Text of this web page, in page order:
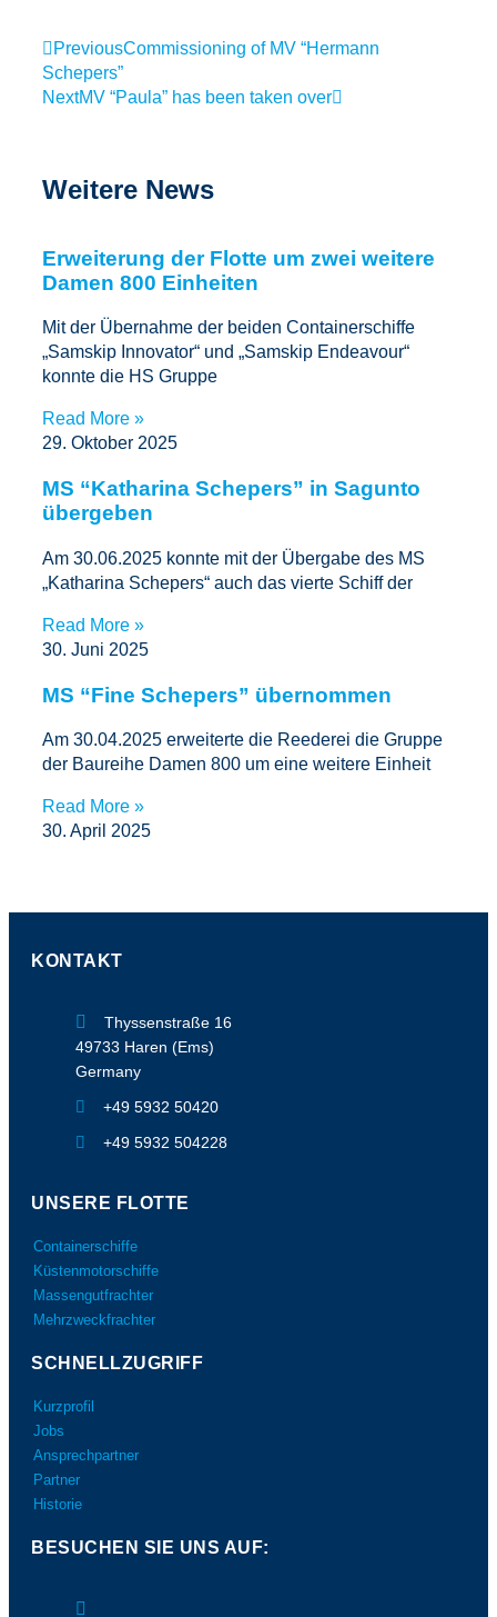
PreviousCommissioning of MV “Hermann
Schepers”
NextMV “Paula” has been taken over
Weitere News
Erweiterung der Flotte um zwei weitere
Damen 800 Einheiten
Mit der Übernahme der beiden Containerschiffe
„Samskip Innovator“ und „Samskip Endeavour“
konnte die HS Gruppe
Read More »
29. Oktober 2025
MS “Katharina Schepers” in Sagunto
übergeben
Am 30.06.2025 konnte mit der Übergabe des MS
„Katharina Schepers“ auch das vierte Schiff der
Read More »
30. Juni 2025
MS “Fine Schepers” übernommen
Am 30.04.2025 erweiterte die Reederei die Gruppe
der Baureihe Damen 800 um eine weitere Einheit
Read More »
30. April 2025
KONTAKT
Thyssenstraße 16
49733 Haren (Ems)
Germany
+49 5932 50420
+49 5932 504228
UNSERE FLOTTE
Containerschiffe
Küstenmotorschiffe
Massengutfrachter
Mehrzweckfrachter
SCHNELLZUGRIFF
Kurzprofil
Jobs
Ansprechpartner
Partner
Historie
BESUCHEN SIE UNS AUF: